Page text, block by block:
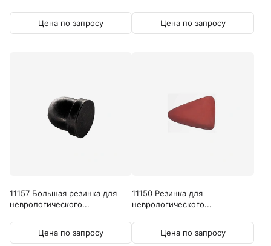
Цена по запросу Цена по запросу
11157 Большая резинка для
неврологического...
Цена по запросу
11150 Резинка для
неврологического...
Цена по запросу